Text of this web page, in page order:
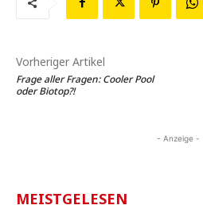
Vorheriger Artikel
Frage aller Fragen: Cooler Pool
oder Biotop?!
- Anzeige -
MEISTGELESEN